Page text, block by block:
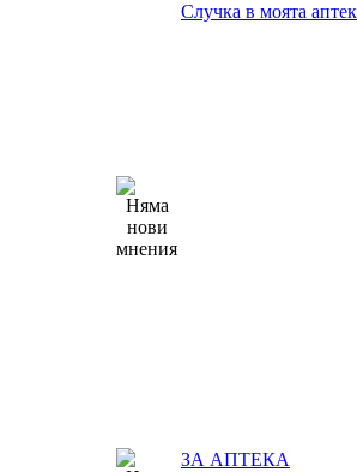
Случка в моята
ЗА АПТЕКА